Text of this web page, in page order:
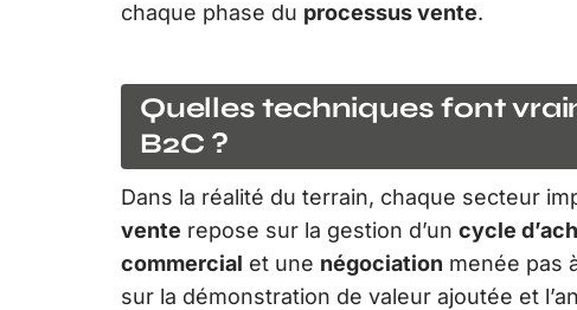
chaque phase du processus vente.
Quelles techniques font
B2C ?
Dans la réalité du terrain, chaque secteur
vente repose sur la gestion d’un cycle
commercial et une négociation menée pas
sur la démonstration de valeur ajoutée et